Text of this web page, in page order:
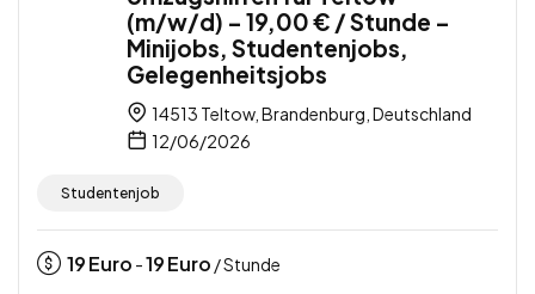
(m/w/d) – 19,00 € / Stunde –
Minijobs, Studentenjobs,
Gelegenheitsjobs
14513 Teltow, Brandenburg, Deutschland
12/06/2026
Studentenjob
19Euro -19Euro / Stunde